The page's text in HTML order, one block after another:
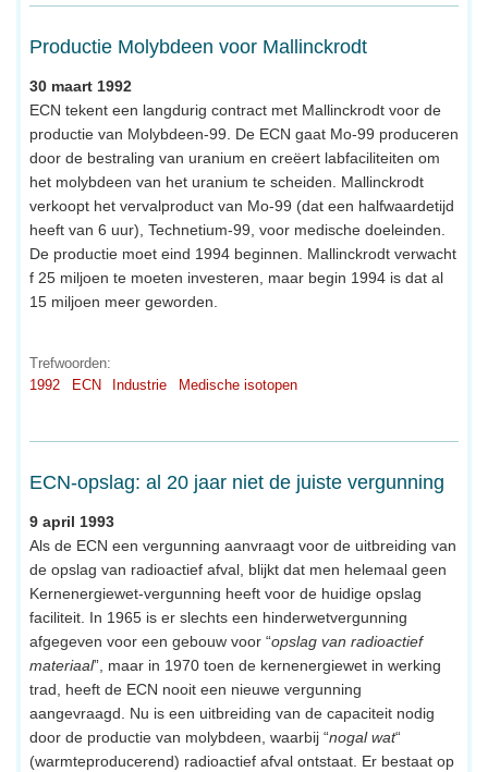
Productie Molybdeen voor Mallinckrodt
30 maart 1992
ECN tekent een langdurig contract met Mallinckrodt voor de
productie van Molybdeen-99. De ECN gaat Mo-99 produceren
door de bestraling van uranium en creëert labfaciliteiten om
het molybdeen van het uranium te scheiden. Mallinckrodt
verkoopt het vervalproduct van Mo-99 (dat een halfwaardetijd
heeft van 6 uur), Technetium-99, voor medische doeleinden.
De productie moet eind 1994 beginnen. Mallinckrodt verwacht
f 25 miljoen te moeten investeren, maar begin 1994 is dat al
15 miljoen meer geworden.
Trefwoorden:
1992
ECN Industrie Medische isotopen
ECN-opslag: al 20 jaar niet de juiste vergunning
9 april 1993
Als de ECN een vergunning aanvraagt voor de uitbreiding van
de opslag van radioactief afval, blijkt dat men helemaal geen
Kernenergiewet-vergunning heeft voor de huidige opslag
faciliteit. In 1965 is er slechts een hinderwetvergunning
afgegeven voor een gebouw voor “opslag van radioactief
materiaal”, maar in 1970 toen de kernenergiewet in werking
trad, heeft de ECN nooit een nieuwe vergunning
aangevraagd. Nu is een uitbreiding van de capaciteit nodig
door de productie van molybdeen, waarbij “nogal wat“
(warmteproducerend) radioactief afval ontstaat. Er bestaat op